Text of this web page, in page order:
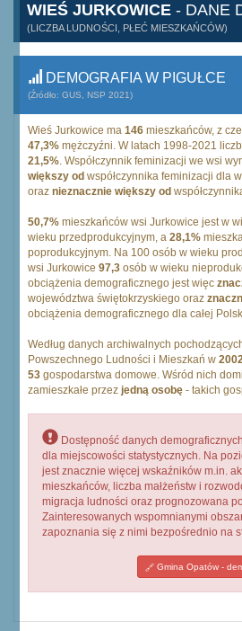
WIEŚ JURKOWICE - DANE
(LICZBA LUDNOŚCI, PŁEĆ MIESZKAŃCÓW)
DEMOGRAFIA W PIGUŁCE
(Źródło: GUS, NSP 2021)
Wieś Jurkowice ma 146 mieszkańców, z
47,3% mężczyźni. W latach 1998-2021
21,5%. Współczynnik feminizacji we wsi
większy od współczynnika feminizacji dla
oraz nieznacznie większy od
50,7% mieszkańców wsi Jurkowice jest w
wieku przedprodukcyjnym, a 28,1%
poprodukcyjnym. Na 100 osób w wieku
wsi Jurkowice 97,3 osób w wieku
obciążenia demograficznego jest więc
województwa świętokrzyskiego oraz
obciążenia demograficznego dla całej
Według danych archiwalnych
Powszechnego Ludności i Mieszkań w
53 gospodarstwa domowe. Wśród nich
zamieszkałe przez jedną osobę - takich
Dostępność danych
dla miejscowości statystycznych. Na
jest znacznie więcej wskaźników m.in.
mieszkańców, liczba małżeństw i
migracja ludności oraz prognozowana
Zainteresowanych wspomnianymi
zapoznania się z nimi bezpośrednio na
Gmina Opatów -